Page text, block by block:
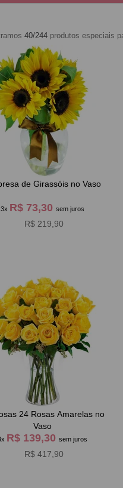
40/244 produtos especiais
de Girassóis no Vaso
3x R$ 73,30sem juros
R$ 219,90
Amarelas no
Vaso
R$ 139,30sem juros
R$ 417,90